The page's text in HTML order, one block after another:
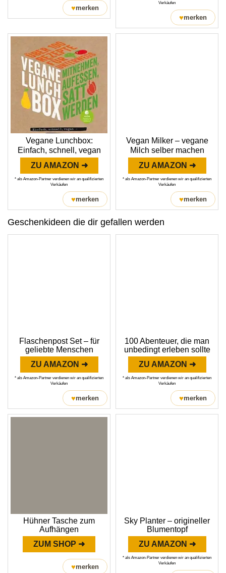
♥merken
Verkäufen
♥merken
Vegane Lunchbox:
Einfach, schnell, vegan
ZU AMAZON ➜
* als Amazon-Partner verdienen wir an qualifizierten
Verkäufen
♥merken
Vegan Milker – vegane
Milch selber machen
ZU AMAZON ➜
* als Amazon-Partner verdienen wir an qualifizierten
Verkäufen
♥merken
Geschenkideen die dir gefallen werden
Flaschenpost Set – für
geliebte Menschen
ZU AMAZON ➜
* als Amazon-Partner verdienen wir an qualifizierten
Verkäufen
♥merken
100 Abenteuer, die man
unbedingt erleben sollte
ZU AMAZON ➜
* als Amazon-Partner verdienen wir an qualifizierten
Verkäufen
♥merken
Hühner Tasche zum
Aufhängen
ZUM SHOP ➜
♥merken
Sky Planter – origineller
Blumentopf
ZU AMAZON ➜
* als Amazon-Partner verdienen wir an qualifizierten
Verkäufen